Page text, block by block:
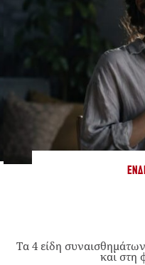
Τα 4 είδη
και στη